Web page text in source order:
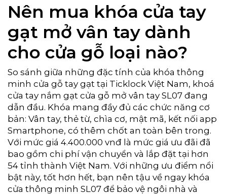
Nên mua khóa cửa tay
gạt mở vân tay dành
cho cửa gỗ loại nào?
So sánh giữa những đặc tính của khóa thông
minh cửa gỗ tay gạt tại Ticklock Việt Nam, khoá
cửa tay nắm gạt cửa gỗ mở vân tay SL07 đang
dẫn đầu. Khóa mang đầy đủ các chức năng cơ
bản: Vân tay, thẻ từ, chìa cơ, mật mã, kết nối app
Smartphone, có thêm chốt an toàn bên trong.
Với mức giá 4.400.000 vnđ là mức giá ưu đãi đã
bao gồm chi phí vận chuyển và lắp đặt tại hơn
54 tỉnh thành Việt Nam. Với những ưu điểm nổi
bật này, tốt hơn hết, bạn nên tậu về ngay khóa
cửa thông minh SL07 để bảo vệ ngôi nhà và